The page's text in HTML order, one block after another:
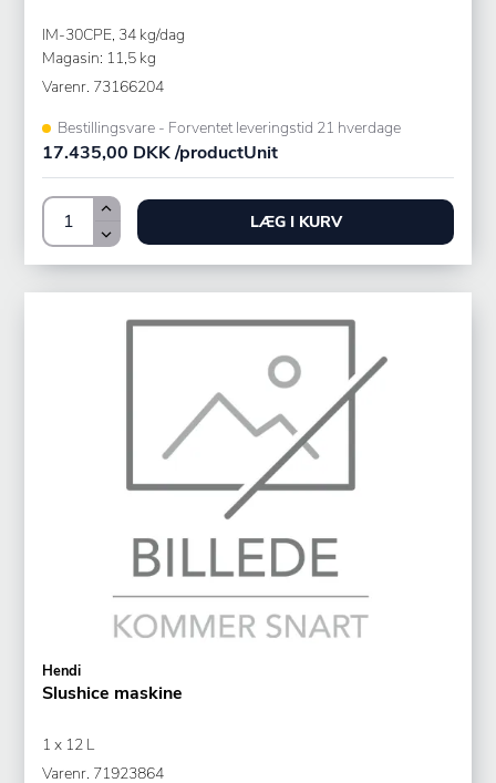
IM-30CPE, 34 kg/dag
Magasin: 11,5 kg
Varenr. 73166204
Bestillingsvare - Forventet leveringstid 21 hverdage
17.435,00 DKK /productUnit
LÆG I KURV
Hendi
Slushice maskine
1 x 12 L
Varenr. 71923864